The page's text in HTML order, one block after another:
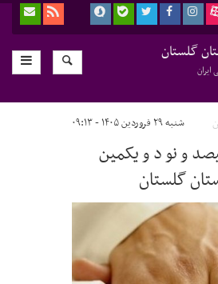
گلستان
ایران
شنبه ۲۹ فروردین ۱۴۰۵ - ۰۹:۱۳
و نو د و یکمین
گلستان